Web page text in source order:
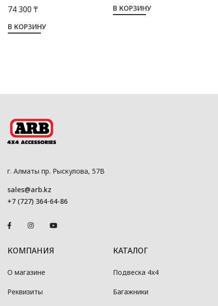
74 300 ₸
В КОРЗИНУ
В КОРЗИНУ
г. Алматы пр. Рыскулова, 57В
sales@arb.kz
+7 (727) 364-64-86
КОМПАНИЯ
О магазине
Реквизиты
КАТАЛОГ
Подвеска 4x4
Багажники